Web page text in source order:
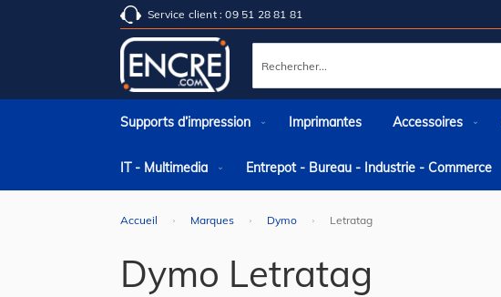
Service client : 09 51 28 81 81
Rechercher
Supports d’impression Imprimantes Accessoires
IT - Multimedia Entrepot - Bureau - Industrie - Commerce
Accueil Marques Dymo Letratag
Dymo Letratag